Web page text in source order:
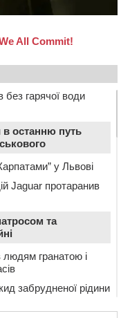
гарячої води
останню путь
у Львові
Jaguar протаранив
та
людям гранатою і
забрудненої рідини